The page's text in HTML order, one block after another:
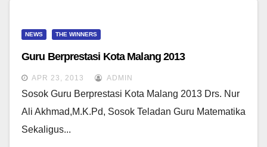
NEWS THE WINNERS
Guru Berprestasi Kota Malang 2013
APR 23, 2013 ADMIN
Sosok Guru Berprestasi Kota Malang 2013 Drs. Nur
Ali Akhmad,M.K.Pd, Sosok Teladan Guru Matematika
Sekaligus...